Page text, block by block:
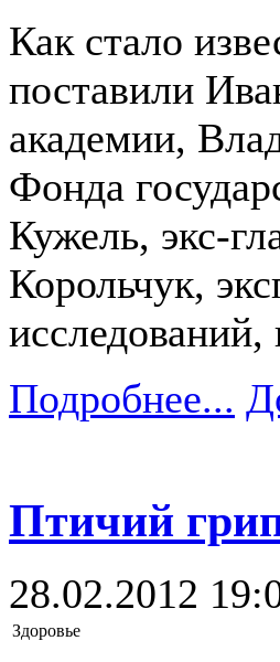
Как стало
поставили
академии,
Фонда
Кужель, экс-
Корольчук,
исследований,
Подробнее...
Птичий
28.02.2012
Здоровье